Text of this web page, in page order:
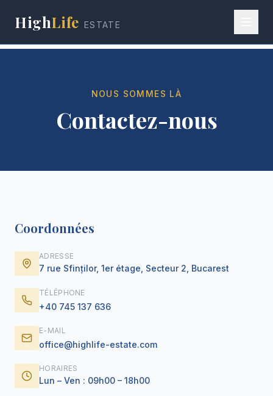
HighLife ESTATE
NOUS SOMMES LÀ
Contactez-nous
Coordonnées
ADRESSE
7 rue Sfinților, 1er étage, Secteur 2, Bucarest
TÉLÉPHONE
+40 745 137 636
E-MAIL
office@highlife-estate.com
HORAIRES
Lun – Ven : 09h00 – 18h00